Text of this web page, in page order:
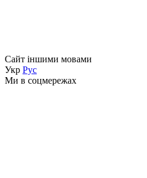
Сайт іншими мовами
Укр Рус
Ми в соцмережах